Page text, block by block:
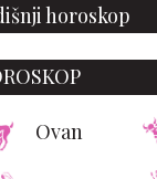
horoskop
Ovan